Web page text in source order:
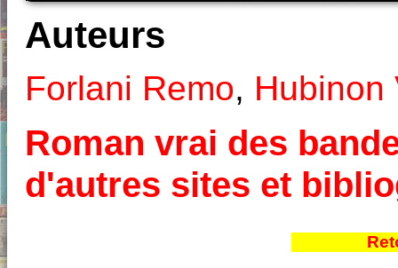
Auteurs
Forlani Remo, Hubinon
Roman vrai des
d'autres sites et